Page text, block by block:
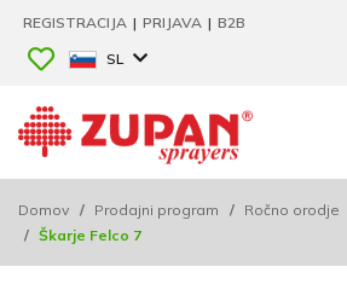
REGISTRACIJA | PRIJAVA | B2B
SL
Domov / Prodajni program / Ročno orodje
/ Škarje Felco 7